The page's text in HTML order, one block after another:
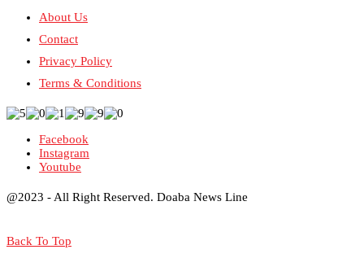
About Us
Contact
Privacy Policy
Terms & Conditions
Facebook
Instagram
Youtube
@2023 - All Right Reserved. Doaba News Line
Back To Top